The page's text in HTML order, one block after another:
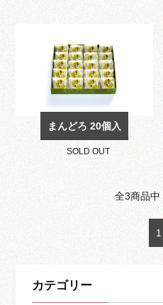
まんどろ 20個入
SOLD OUT
全3商品中
1
カテゴリー